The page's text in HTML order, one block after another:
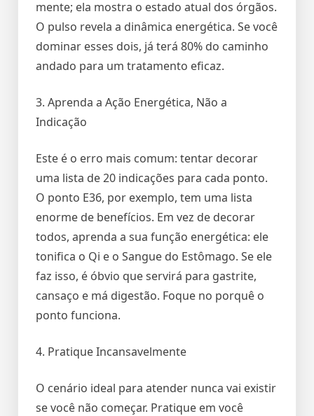
mente; ela mostra o estado atual dos órgãos.
O pulso revela a dinâmica energética. Se você
dominar esses dois, já terá 80% do caminho
andado para um tratamento eficaz.
3. Aprenda a Ação Energética, Não a
Indicação
Este é o erro mais comum: tentar decorar
uma lista de 20 indicações para cada ponto.
O ponto E36, por exemplo, tem uma lista
enorme de benefícios. Em vez de decorar
todos, aprenda a sua função energética: ele
tonifica o Qi e o Sangue do Estômago. Se ele
faz isso, é óbvio que servirá para gastrite,
cansaço e má digestão. Foque no porquê o
ponto funciona.
4. Pratique Incansavelmente
O cenário ideal para atender nunca vai existir
se você não começar. Pratique em você